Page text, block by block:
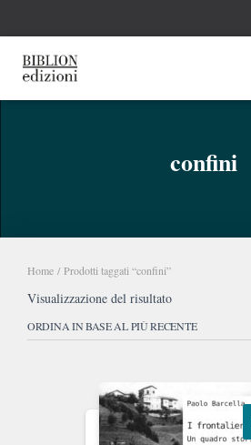
confini
Home / Prodotti taggati “confini”
Visualizzazione del risultato